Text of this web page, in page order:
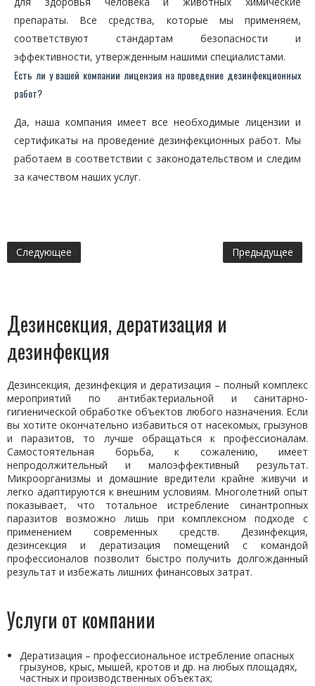
препараты. Все средства, которые мы применяем,
соответствуют стандартам безопасности и
эффективности, утвержденным нашими специалистами.
Есть ли у вашей компании лицензия на проведение дезинфекционных
работ?
Да, наша компания имеет все необходимые лицензии и
сертификаты на проведение дезинфекционных работ. Мы
работаем в соответствии с законодательством и следим
за качеством наших услуг.
Следующее Предыдущее
Дезинсекция, дератизация и
дезинфекция
Дезинсекция, дезинфекция и дератизация – полный комплекс
мероприятий по антибактериальной и санитарно-
гигиенической обработке объектов любого назначения. Если
вы хотите окончательно избавиться от насекомых, грызунов
и паразитов, то лучше обращаться к профессионалам.
Самостоятельная борьба, к сожалению, имеет
непродолжительный и малоэффективный результат.
Микроорганизмы и домашние вредители крайне живучи и
легко адаптируются к внешним условиям. Многолетний опыт
показывает, что тотальное истребление синантропных
паразитов возможно лишь при комплексном подходе с
применением современных средств. Дезинфекция,
дезинсекция и дератизация помещений с командой
профессионалов позволит быстро получить долгожданный
результат и избежать лишних финансовых затрат.
Услуги от компании
Дератизация – профессиональное истребление опасных
грызунов, крыс, мышей, кротов и др. на любых площадях,
частных и производственных объектах;